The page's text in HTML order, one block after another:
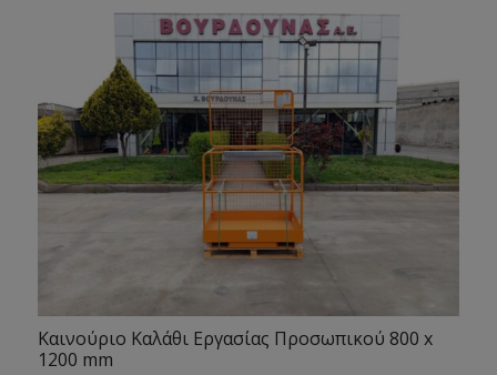
Καινούριο Καλάθι Εργασίας Προσωπικού 800 x
1200 mm